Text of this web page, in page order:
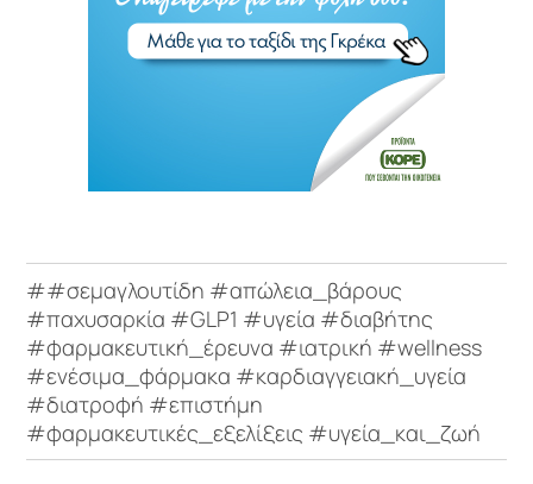
##σεμαγλουτίδη #απώλεια_βάρους
#παχυσαρκία #GLP1 #υγεία #διαβήτης
#φαρμακευτική_έρευνα #ιατρική #wellness
#ενέσιμα_φάρμακα #καρδιαγγειακή_υγεία
#διατροφή #επιστήμη
#φαρμακευτικές_εξελίξεις #υγεία_και_ζωή